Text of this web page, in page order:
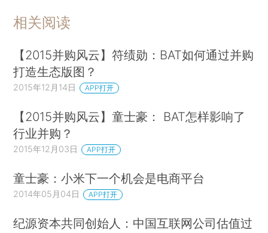
相关阅读
【2015并购风云】符绩勋：BAT如何通过并购
打造生态版图？
2015年12月14日 APP打开
【2015并购风云】童士豪： BAT怎样影响了
行业并购？
2015年12月03日 APP打开
童士豪：小米下一个机会是电商平台
2014年05月04日 APP打开
纪源资本共同创始人：中国互联网公司估值过